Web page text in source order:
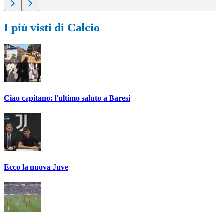
I più visti di Calcio
Ciao capitano: l'ultimo saluto a Baresi
Ecco la nuova Juve